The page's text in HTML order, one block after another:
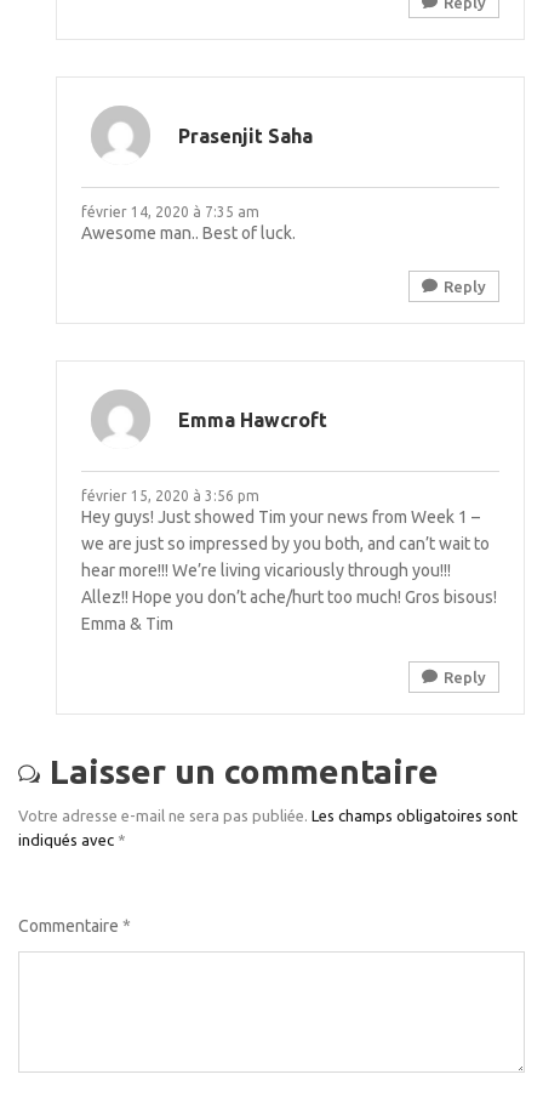
Prasenjit Saha
février 14, 2020 à 7:35 am
Awesome man.. Best of luck.
Reply
Emma Hawcroft
février 15, 2020 à 3:56 pm
Hey guys! Just showed Tim your news from Week 1 –
we are just so impressed by you both, and can’t wait to
hear more!!! We’re living vicariously through you!!!
Allez!! Hope you don’t ache/hurt too much! Gros bisous!
Emma & Tim
Reply
Laisser un commentaire
Votre adresse e-mail ne sera pas publiée. Les champs obligatoires sont
indiqués avec *
Commentaire *